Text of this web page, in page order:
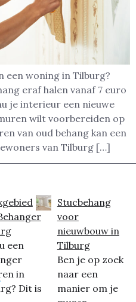
een woning in Tilburg?
eraf halen vanaf 7 euro
je interieur een nieuwe
wilt voorbereiden op
van oud behang kan een
van Tilburg […]
een
in
Dit is
Stucbehang
voor
nieuwbouw in
Tilburg
Ben je op zoek
naar een
manier om je